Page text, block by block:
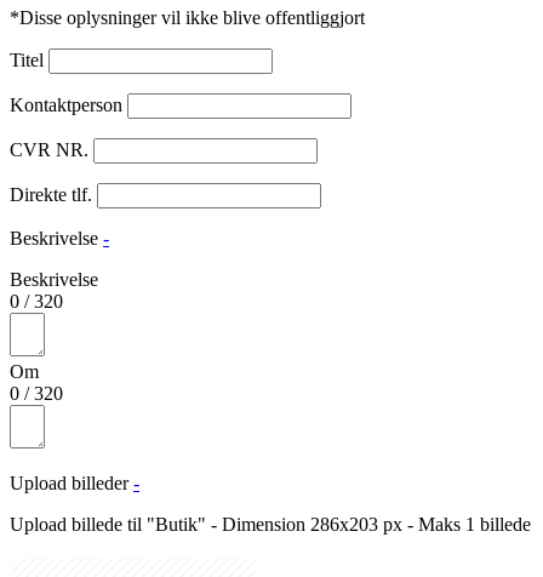
*Disse oplysninger vil ikke blive offentliggjort
Titel
Kontaktperson
CVR NR.
Direkte tlf.
Beskrivelse -
Beskrivelse
0 /320
Om
0 /320
Upload billeder -
Upload billede til "Butik" - Dimension 286x203 px - Maks 1 billede